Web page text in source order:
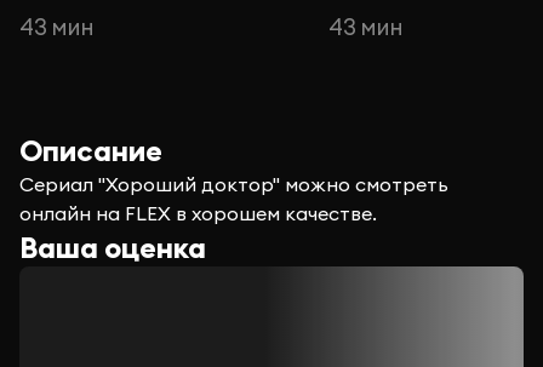
43 мин
43 мин
Описание
Сериал "Хороший доктор" можно смотреть
онлайн на FLEX в хорошем качестве.
Ваша оценка